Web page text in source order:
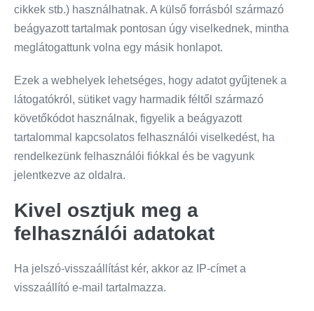
cikkek stb.) használhatnak. A külső forrásból származó
beágyazott tartalmak pontosan úgy viselkednek, mintha
meglátogattunk volna egy másik honlapot.
Ezek a webhelyek lehetséges, hogy adatot gyűjtenek a
látogatókról, sütiket vagy harmadik féltől származó
követőkódot használnak, figyelik a beágyazott
tartalommal kapcsolatos felhasználói viselkedést, ha
rendelkezünk felhasználói fiókkal és be vagyunk
jelentkezve az oldalra.
Kivel osztjuk meg a
felhasználói adatokat
Ha jelszó-visszaállítást kér, akkor az IP-címet a
visszaállító e-mail tartalmazza.